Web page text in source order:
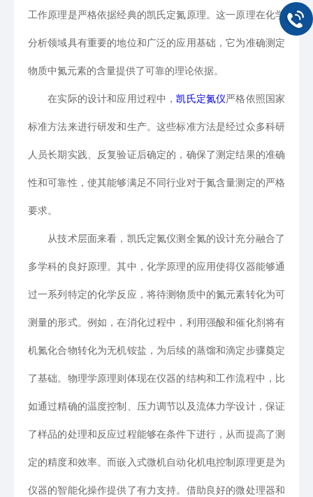
工作原理是严格依据经典的凯氏定氮原理。这一原理在化学
分析领域具有重要的地位和广泛的应用基础，它为准确测定
物质中氮元素的含量提供了可靠的理论依据。
在实际的设计和应用过程中，凯氏定氮仪严格依照国家
标准方法来进行研发和生产。这些标准方法是经过众多科研
人员长期实践、反复验证后确定的，确保了测定结果的准确
性和可靠性，使其能够满足不同行业对于氮含量测定的严格
要求。
从技术层面来看，凯氏定氮仪测全氮的设计充分融合了
多学科的良好原理。其中，化学原理的应用使得仪器能够通
过一系列特定的化学反应，将待测物质中的氮元素转化为可
测量的形式。例如，在消化过程中，利用强酸和催化剂将有
机氮化合物转化为无机铵盐，为后续的蒸馏和滴定步骤奠定
了基础。物理学原理则体现在仪器的结构和工作流程中，比
如通过精确的温度控制、压力调节以及流体力学设计，保证
了样品的处理和反应过程能够在条件下进行，从而提高了测
定的精度和效率。而嵌入式微机自动化机电控制原理更是为
仪器的智能化操作提供了有力支持。借助良好的微处理器和